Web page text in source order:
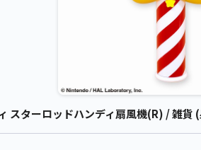
スターロッドハンディ扇風機(R) / 雑貨